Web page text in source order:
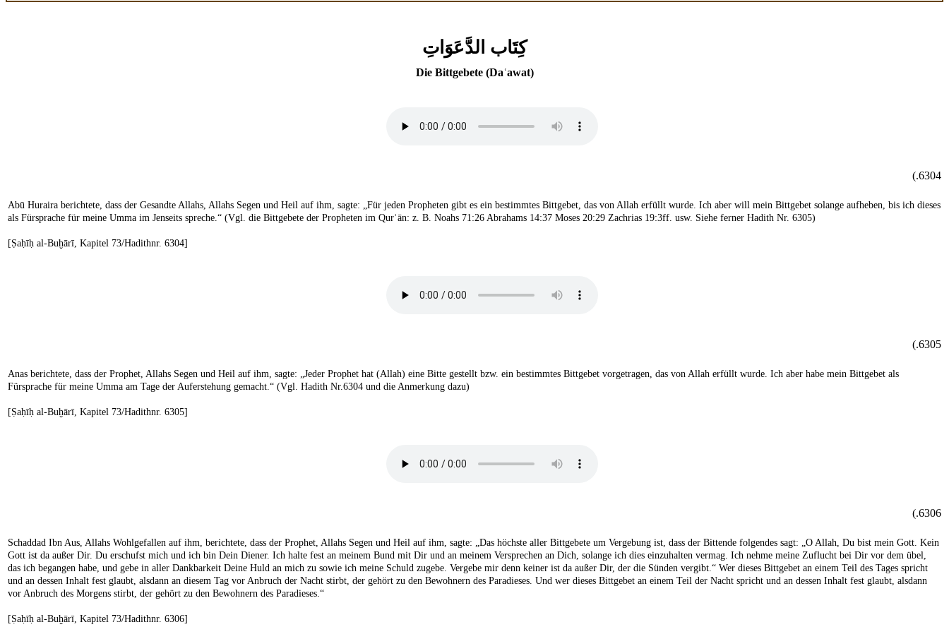
كِتَاب الدَّعَوَاتِ
Die Bittgebete (Daʿawat)
6304.)
Abū Huraira berichtete, dass der Gesandte Allahs, Allahs Segen und Heil auf ihm, sagte: „Für jeden Propheten gibt es ein bestimmtes Bittgebet, das von Allah erfüllt wurde. Ich aber will mein Bittgebet solange aufheben, bis ich dieses
als Fürsprache für meine Umma im Jenseits spreche.“ (Vgl. die Bittgebete der Propheten im Qurʾān: z. B. Noahs 71:26 Abrahams 14:37 Moses 20:29 Zachrias 19:3ff. usw. Siehe ferner Hadith Nr. 6305)
[Ṣaḥīḥ al-Buḫārī, Kapitel 73/Hadithnr. 6304]
6305.)
Anas berichtete, dass der Prophet, Allahs Segen und Heil auf ihm, sagte: „Jeder Prophet hat (Allah) eine Bitte gestellt bzw. ein bestimmtes Bittgebet vorgetragen, das von Allah erfüllt wurde. Ich aber habe mein Bittgebet als
Fürsprache für meine Umma am Tage der Auferstehung gemacht.“ (Vgl. Hadith Nr.6304 und die Anmerkung dazu)
[Ṣaḥīḥ al-Buḫārī, Kapitel 73/Hadithnr. 6305]
6306.)
Schaddad Ibn Aus, Allahs Wohlgefallen auf ihm, berichtete, dass der Prophet, Allahs Segen und Heil auf ihm, sagte: „Das höchste aller Bittgebete um Vergebung ist, dass der Bittende folgendes sagt: „O Allah, Du bist mein Gott. Kein
Gott ist da außer Dir. Du erschufst mich und ich bin Dein Diener. Ich halte fest an meinem Bund mit Dir und an meinem Versprechen an Dich, solange ich dies einzuhalten vermag. Ich nehme meine Zuflucht bei Dir vor dem übel,
das ich begangen habe, und gebe in aller Dankbarkeit Deine Huld an mich zu sowie ich meine Schuld zugebe. Vergebe mir denn keiner ist da außer Dir, der die Sünden vergibt.“ Wer dieses Bittgebet an einem Teil des Tages spricht
und an dessen Inhalt fest glaubt, alsdann an diesem Tag vor Anbruch der Nacht stirbt, der gehört zu den Bewohnern des Paradieses. Und wer dieses Bittgebet an einem Teil der Nacht spricht und an dessen Inhalt fest glaubt, alsdann
vor Anbruch des Morgens stirbt, der gehört zu den Bewohnern des Paradieses.“
[Ṣaḥīḥ al-Buḫārī, Kapitel 73/Hadithnr. 6306]